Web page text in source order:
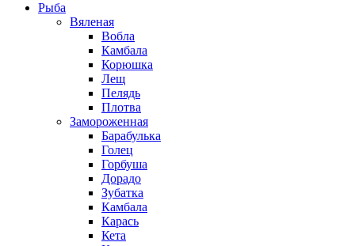
Рыба
Вяленая
Вобла
Камбала
Корюшка
Лещ
Пелядь
Плотва
Замороженная
Барабулька
Голец
Горбуша
Дорадо
Зубатка
Камбала
Карась
Кета